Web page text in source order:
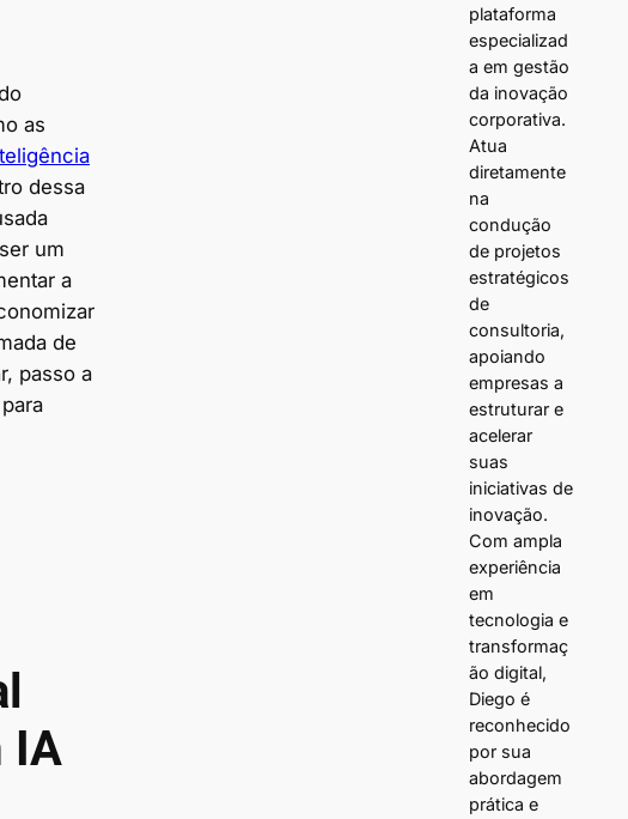
as
dessa
um
a
de
passo a
IA
plataforma
especializad
a em gestão
da inovação
corporativa.
Atua
diretamente
na
condução
de projetos
estratégicos
de
consultoria,
apoiando
empresas a
estruturar e
acelerar
suas
iniciativas de
inovação.
Com ampla
experiência
em
tecnologia e
transformaç
ão digital,
Diego é
reconhecido
por sua
abordagem
prática e